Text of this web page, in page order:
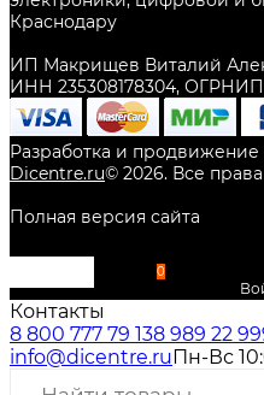
Краснодару
ИП Макрищев Виталий
ИНН 235308178304, ОГРНИП
Разработка и продвижение
Dicentre.ru© 2026. Все
Полная версия сайта
0
Контакты
8 800 777 79 138 989 22
info@dicentre.ruПн-Вс